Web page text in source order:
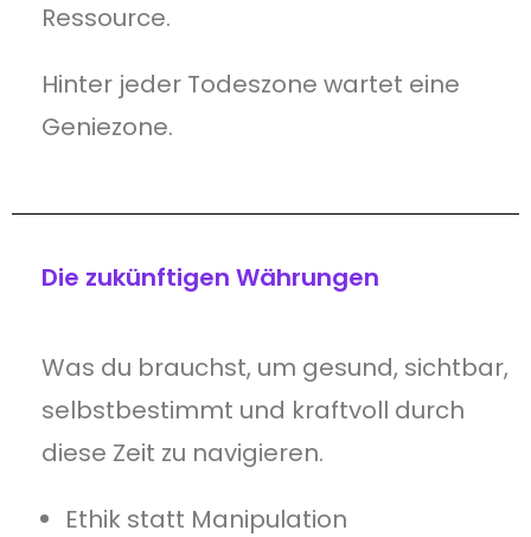
Ressource.
Hinter jeder Todeszone wartet eine
Geniezone.
Die zukünftigen Währungen
Was du brauchst, um gesund, sichtbar,
selbstbestimmt und kraftvoll durch
diese Zeit zu navigieren.
Ethik statt Manipulation